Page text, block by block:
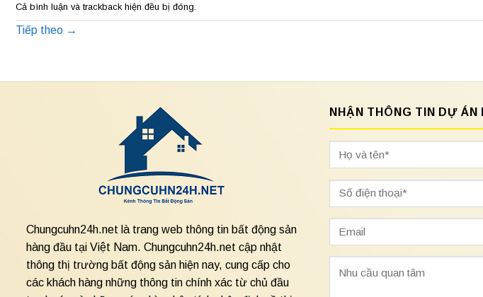
Cả bình luận và trackback hiện đều bị đóng.
Tiếp theo →
Chungcuhn24h.net là trang web thông tin bất động sản
hàng đầu tại Việt Nam. Chungcuhn24h.net cập nhật
thông thị trường bất động sản hiện nay, cung cấp cho
các khách hàng những thông tin chính xác từ chủ đầu
NHẬN THÔNG TIN DỰ ÁN